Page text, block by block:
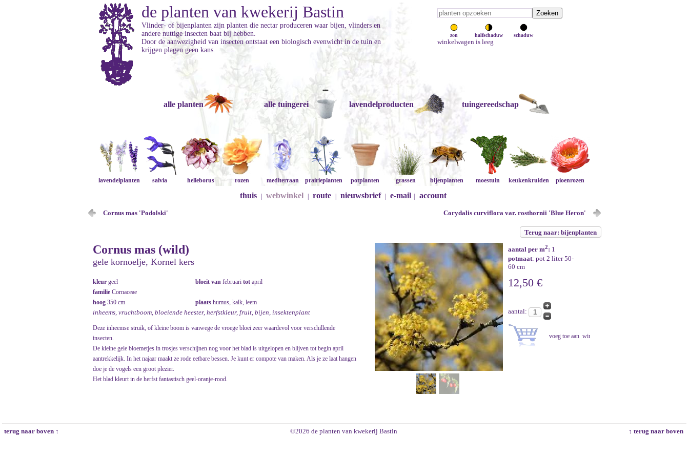
zon halfschaduw schaduw
winkelwagen is leeg
de planten van kwekerij Bastin
Vlinder- of bijenplanten zijn planten die nectar produceren waar bijen, vlinders en
andere nuttige insecten baat bij hebben.
Door de aanwezigheid van insecten ontstaat een biologisch evenwicht in de tuin en
krijgen plagen geen kans.
alle planten alle tuingerei lavendelproducten tuingereedschap
lavendelplanten salvia helleborus rozen mediterraan prairieplanten potplanten grassen bijenplanten moestuin keukenkruiden pioenrozen
thuis webwinkel route nieuwsbrief e-mail account
Cornus mas 'Podolski' Corydalis curviflora var. rosthornii 'Blue Heron'
Terug naar: bijenplanten
Cornus mas (wild)
gele kornoelje, Kornel kers
kleur geel bloeit van februari tot april
familie Cornaceae
hoog 350 cm plaats humus, kalk, leem
inheems, vruchtboom, bloeiende heester, herfstkleur, fruit, bijen, insektenplant
Deze inheemse struik, of kleine boom is vanwege de vroege bloei zeer waardevol voor verschillende
insecten.
De kleine gele bloemetjes in trosjes verschijnen nog voor het blad is uitgelopen en blijven tot begin april
aantrekkelijk. In het najaar maakt ze rode eetbare bessen. Je kunt er compote van maken. Als je ze laat hangen
doe je de vogels een groot plezier.
Het blad kleurt in de herfst fantastisch geel-oranje-rood.
aantal per m2: 1
potmaat: pot 2 liter 50-
60 cm
12,50 €
aantal:
terug naar boven ↑ ©2026 de planten van kwekerij Bastin ↑ terug naar boven